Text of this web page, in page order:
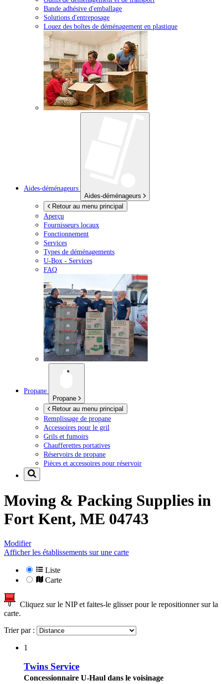
Bande adhésive d'emballage
Solutions d'entreposage
Louez des boîtes de déménagement en plastique
Aides-déménageurs
Aides-déménageurs
Retour au menu principal
Aperçu
Fournisseurs locaux
Fonctionnement
Services
Types de déménagements
U-Box - Services
FAQ
Propane
Propane
Retour au menu principal
Remplissage de propane
Accessoires pour le gril
Grils et fumoirs
Chaufferettes portatives
Réservoirs de propane
Pièces et accessoires pour réservoir
Moving & Packing Supplies in
Fort Kent, ME 04743
Modifier
Afficher les établissements sur une carte
Liste
Carte
Cliquez sur le NIP et faites-le glisser pour le repositionner sur la
carte.
Trier par :
1
Twins Service
Concessionnaire U-Haul dans le voisinage